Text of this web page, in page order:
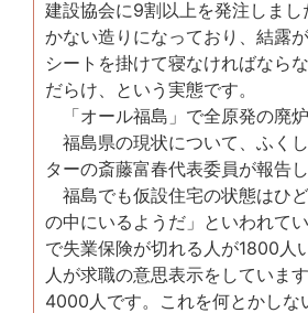
建設協会に9割以上を発注しまし
かない造りになっており、結露
シートを掛けて寝なければなら
だらけ、という実態です。
「オール福島」で全原発の廃
福島県の現状について、ふく
ターの斎藤富春代表委員が報告し
福島でも仮設住宅の状態はひ
の中にいるようだ」といわれて
で失業保険が切れる人が1800人
人が求職の意思表示をしていま
4000人です。これを何とかしな